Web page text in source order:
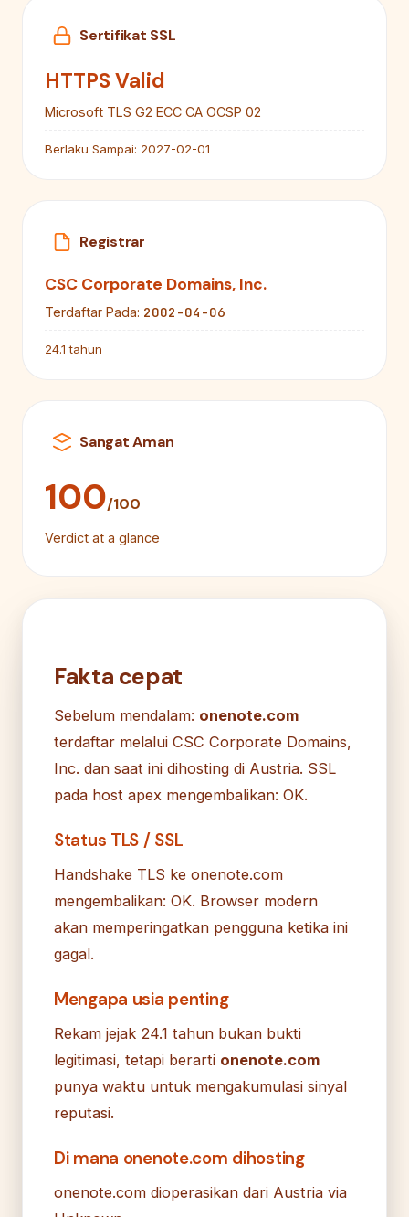
Sertifikat SSL
HTTPS Valid
Microsoft TLS G2 ECC CA OCSP 02
Berlaku Sampai: 2027-02-01
Registrar
CSC Corporate Domains, Inc.
Terdaftar Pada: 2002-04-06
24.1 tahun
Sangat Aman
100/100
Verdict at a glance
Fakta cepat
Sebelum mendalam: onenote.com
terdaftar melalui CSC Corporate Domains,
Inc. dan saat ini dihosting di Austria. SSL
pada host apex mengembalikan: OK.
Status TLS / SSL
Handshake TLS ke onenote.com
mengembalikan: OK. Browser modern
akan memperingatkan pengguna ketika ini
gagal.
Mengapa usia penting
Rekam jejak 24.1 tahun bukan bukti
legitimasi, tetapi berarti onenote.com
punya waktu untuk mengakumulasi sinyal
reputasi.
Di mana onenote.com dihosting
onenote.com dioperasikan dari Austria via